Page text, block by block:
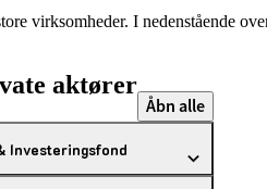
virksomheder. I nedenstående
aktører
Åbn alle
Investeringsfond